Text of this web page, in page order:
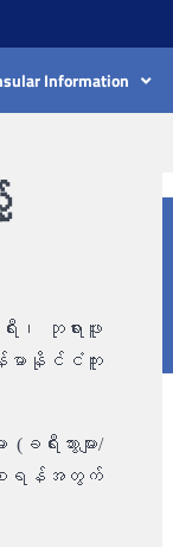
Information
၊ ဘုရားဖူး
န်မာနိုင်ငံကူး
သွားများ/
စေရန်အတွက်